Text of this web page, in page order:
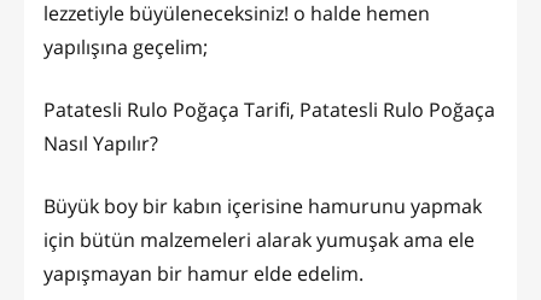
lezzetiyle büyüleneceksiniz! o halde hemen
yapılışına geçelim;
Patatesli Rulo Poğaça Tarifi, Patatesli Rulo Poğaça
Nasıl Yapılır?
Büyük boy bir kabın içerisine hamurunu yapmak
için bütün malzemeleri alarak yumuşak ama ele
yapışmayan bir hamur elde edelim.